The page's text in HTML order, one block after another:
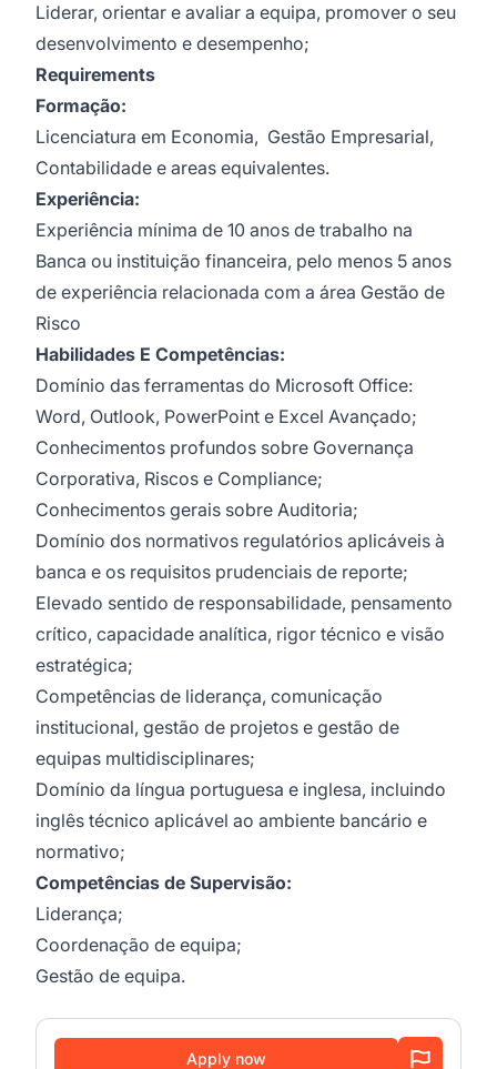
Liderar, orientar e avaliar a equipa, promover o seu
desenvolvimento e desempenho;
Requirements
Formação:
Licenciatura em Economia, Gestão Empresarial,
Contabilidade e areas equivalentes.
Experiência:
Experiência mínima de 10 anos de trabalho na
Banca ou instituição financeira, pelo menos 5 anos
de experiência relacionada com a área Gestão de
Risco
Habilidades E Competências:
Domínio das ferramentas do Microsoft Office:
Word, Outlook, PowerPoint e Excel Avançado;
Conhecimentos profundos sobre Governança
Corporativa, Riscos e Compliance;
Conhecimentos gerais sobre Auditoria;
Domínio dos normativos regulatórios aplicáveis à
banca e os requisitos prudenciais de reporte;
Elevado sentido de responsabilidade, pensamento
crítico, capacidade analítica, rigor técnico e visão
estratégica;
Competências de liderança, comunicação
institucional, gestão de projetos e gestão de
equipas multidisciplinares;
Domínio da língua portuguesa e inglesa, incluindo
inglês técnico aplicável ao ambiente bancário e
normativo;
Competências de Supervisão:
Liderança;
Coordenação de equipa;
Gestão de equipa.
Apply now